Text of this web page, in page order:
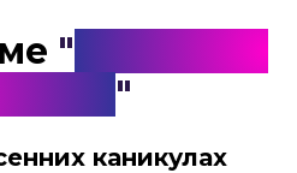
"
"
каникулах